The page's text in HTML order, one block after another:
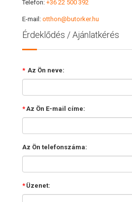
Telefon: +36 22 500 392
E-mail: otthon@butorker.hu
Érdeklődés / Ajánlatkérés
* Az Ön neve:
* Az Ön E-mail címe:
Az Ön telefonszáma:
* Üzenet: